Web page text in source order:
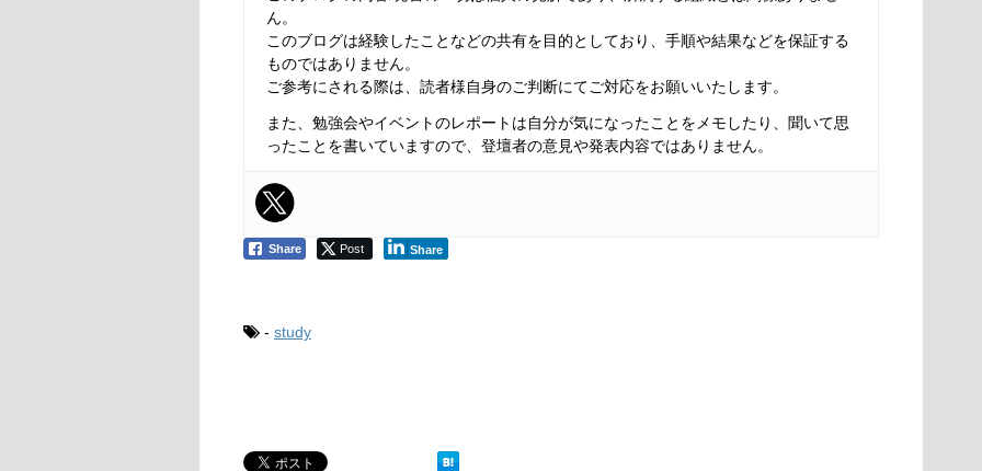
ん。
このブログは経験したことなどの共有を目的としており、手順や結果などを保証する
ものではありません。
ご参考にされる際は、読者様自身のご判断にてご対応をお願いいたします。
また、勉強会やイベントのレポートは自分が気になったことをメモしたり、聞いて思
ったことを書いていますので、登壇者の意見や発表内容ではありません。
Share Post Share
- study